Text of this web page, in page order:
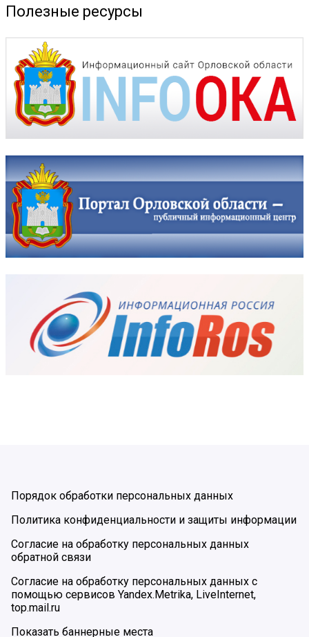
Полезные ресурсы
Порядок обработки персональных данных
Политика конфиденциальности и защиты информации
Согласие на обработку персональных данных
обратной связи
Согласие на обработку персональных данных с
помощью сервисов Yandex.Metrika, LiveInternet,
top.mail.ru
Показать баннерные места